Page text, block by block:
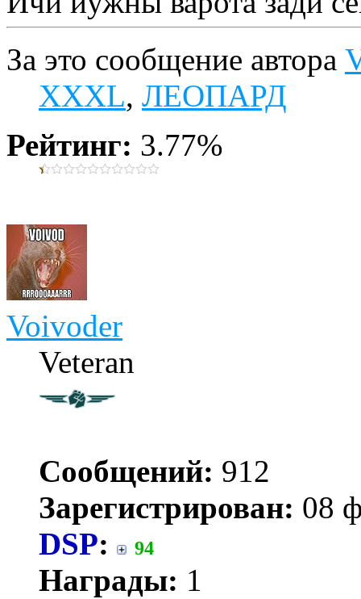
За это сообщение автора
XXXL, ЛЕОПАРД
Рейтинг: 3.77%
Voivoder
Veteran
Сообщений: 912
Зарегистрирован: 08
DSP: 94
Награды: 1